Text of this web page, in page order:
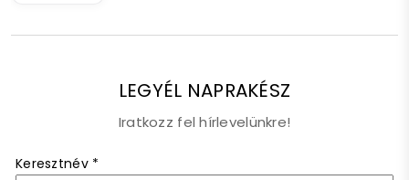
LEGYÉL NAPRAKÉSZ
Iratkozz fel hírlevelünkre!
Keresztnév *